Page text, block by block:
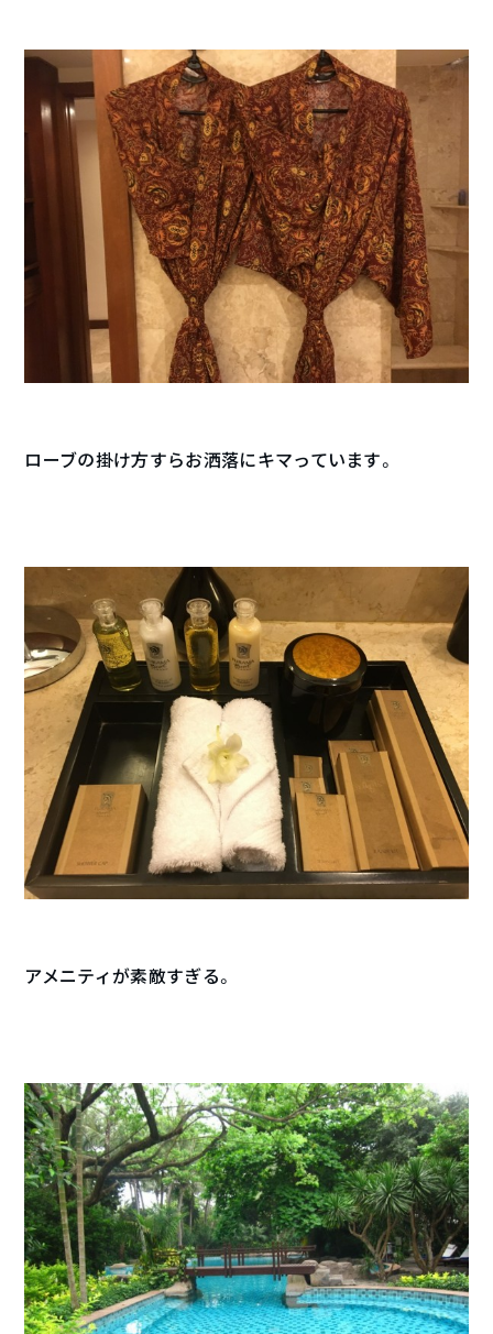
ローブの掛け方すらお洒落にキマっています。
アメニティが素敵すぎる。